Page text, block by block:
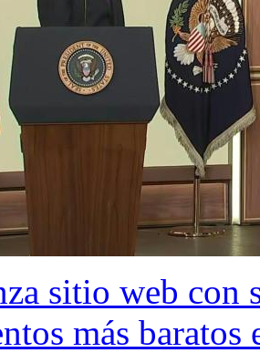
sitio web con
más baratos